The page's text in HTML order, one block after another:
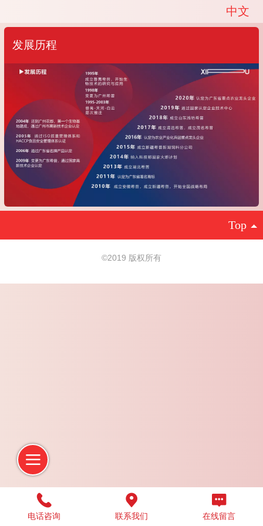
中文
中文
发展历程
Top
©2019 版权所有
电话咨询 联系我们 在线留言